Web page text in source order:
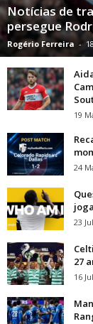
Notícias de
persegue
Rogério Ferreira -
19
24
23
27
16